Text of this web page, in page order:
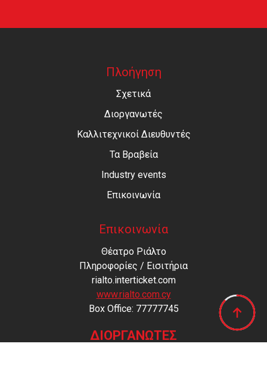
Πλοήγηση
Σχετικά
Διοργανωτές
Καλλιτεχνικοί Διευθυντές
Τα Βραβεία
Industry events
Επικοινωνία
Επικοινωνία
Θέατρο Ριάλτο
Πληροφορίες / Εισιτήρια
rialto.interticket.com
www.rialto.com.cy
Βοx Office: 77777745
ΔΙΟΡΓΑΝΩΤΕΣ